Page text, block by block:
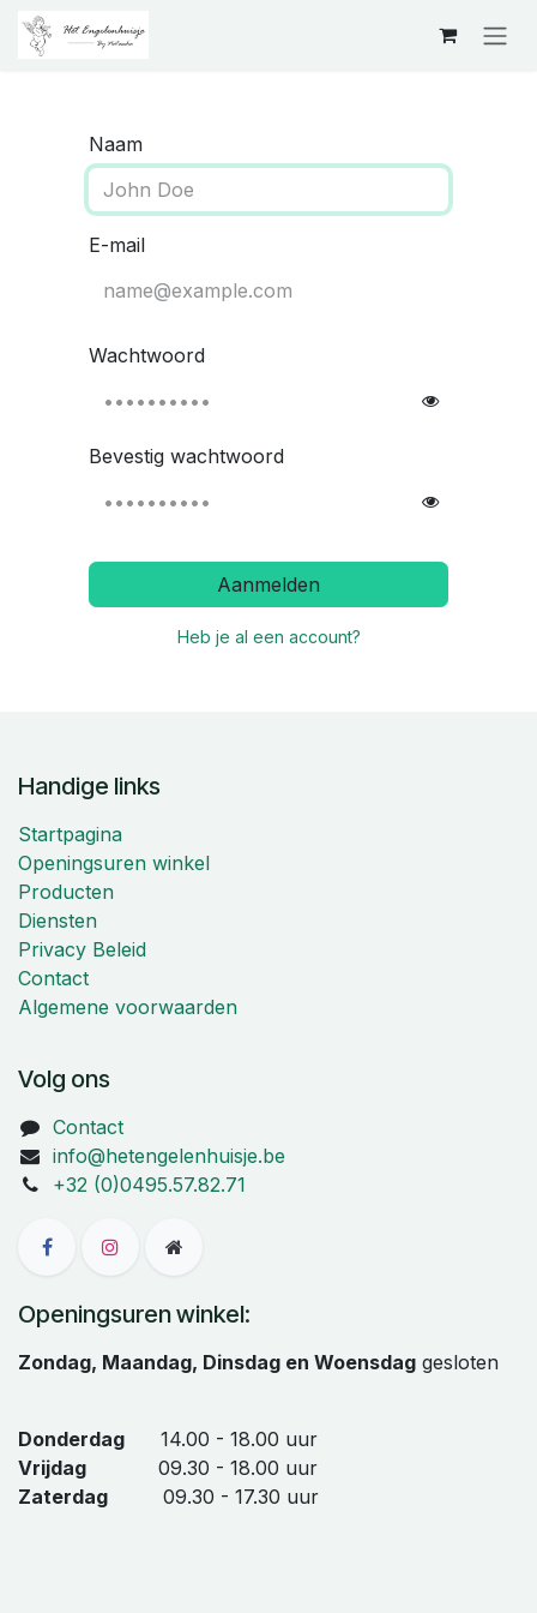
Overslaan naar inhoud
Naam
E-mail
Wachtwoord
Bevestig wachtwoord
Aanmelden
Heb je al een account?
Handige links
Startpagina
Openingsuren winkel
Producten
Diensten
Privacy Beleid
Contact
Algemene voorwaarden
Volg ons
Contact
info@hetengelenhuisje.be
+32 (0)0495.57.82.71
Openingsuren winkel:
Zondag, Maandag, Dinsdag en Woensdag gesloten
Donderdag
14.00 - 18.00 uur
Vrijdag
09.30 - 18.00 uur
Zaterdag
09.30 - 17.30 uur